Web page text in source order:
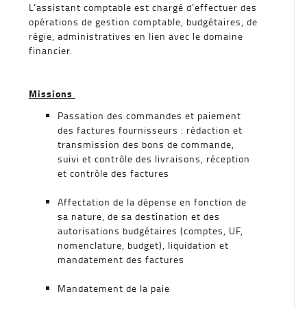
L’assistant comptable est chargé d’effectuer des
opérations de gestion comptable, budgétaires, de
régie, administratives en lien avec le domaine
financier.
Missions
Passation des commandes et paiement
des factures fournisseurs : rédaction et
transmission des bons de commande,
suivi et contrôle des livraisons, réception
et contrôle des factures
Affectation de la dépense en fonction de
sa nature, de sa destination et des
autorisations budgétaires (comptes, UF,
nomenclature, budget), liquidation et
mandatement des factures
Mandatement de la paie